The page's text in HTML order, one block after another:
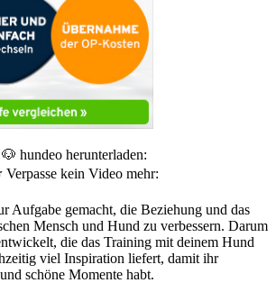
🐶 hundeo herunterladen:
Verpasse kein Video mehr:
Aufgabe gemacht, die Beziehung und das
Mensch und Hund zu verbessern. Darum
die das Training mit deinem Hund
viel Inspiration liefert, damit ihr
schöne Momente habt.